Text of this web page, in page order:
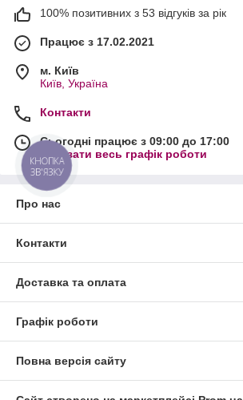
100% позитивних з 53 відгуків за рік
Працює з 17.02.2021
м. Київ
Київ, Україна
Контакти
Сьогодні працює з 09:00 до 17:00
Показати весь графік роботи
Про нас
Контакти
Доставка та оплата
Графік роботи
Повна версія сайту
КНОПКА
ЗВ'ЯЗКУ